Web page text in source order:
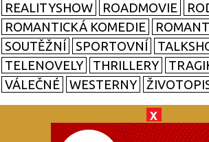
X
REALITYSHOW
ROADMOVIE
ROMANTICKÁ KOMEDIE
SOUTĚŽNÍ
SPORTOVNÍ
TELENOVELY
THRILLERY
VÁLEČNÉ
WESTERNY